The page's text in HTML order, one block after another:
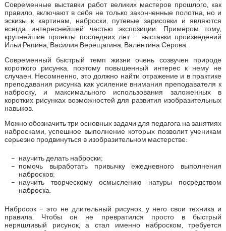
Современные выставки работ великих мастеров прошлого, как
правило, включают в себя не только законченные полотна, но и
эскизы к картинам, наброски, путевые зарисовки и являются
всегда интереснейшей частью экспозиции. Примером тому,
крупнейшие проекты последних лет – выставки произведений
Ильи Репина, Василия Верещагина, Валентина Серова.
Современный быстрый темп жизни очень созвучен природе
короткого рисунка, поэтому повышенный интерес к нему не
случаен. Несомненно, это должно найти отражение и в практике
преподавания рисунка как усиление внимания преподавателя к
наброску, и максимального использования заложенных в
коротких рисунках возможностей для развития изобразительных
навыков.
Можно обозначить три основных задачи для педагога на занятиях
набросками, успешное выполнение которых позволит ученикам
серьезно продвинуться в изобразительном мастерстве:
научить делать наброски;
помочь выработать привычку ежедневного выполнения
набросков;
научить творческому осмыслению натуры посредством
наброска.
Набросок – это не длительный рисунок, у него свои техника и
правила. Чтобы он не превратился просто в быстрый
неряшливый рисунок, а стал именно наброском, требуется